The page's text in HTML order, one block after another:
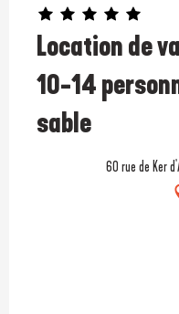
Location de
10-14
sable
60 rue de Ker